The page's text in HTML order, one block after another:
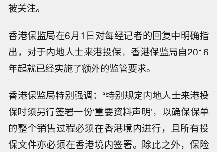
被关注。
香港保监局在6月1日对每经记者的回复中明确指
出，对于内地人士来港投保，香港保监局自2016
年起就已经实施了额外的监管要求。
香港保监局特别强调：“特别规定内地人士来港投
保时须另行签署一份‘重要资料声明’，以确保保单
的整个销售过程必须在香港境内进行，且所有投
保文件亦必须在香港境内签署。除此之外，保险